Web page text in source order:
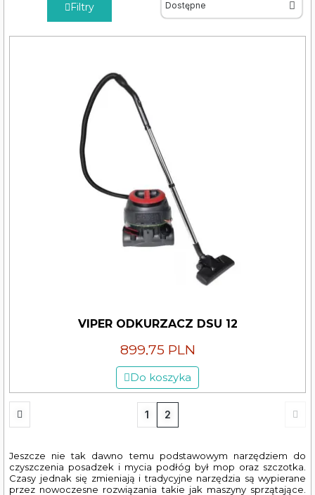
Filtry
VIPER ODKURZACZ DSU 12
899,75 PLN
Do koszyka
1 2
Jeszcze nie tak dawno temu podstawowym narzędziem do
czyszczenia posadzek i mycia podłóg był mop oraz szczotka.
Czasy jednak się zmieniają i tradycyjne narzędzia są wypierane
przez nowoczesne rozwiązania takie jak maszyny sprzątające.